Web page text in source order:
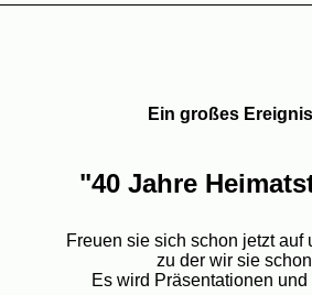
Ein großes
"40 Jahre
Freuen sie sich schon jetzt auf
zu der wir sie
Es wird Präsentationen